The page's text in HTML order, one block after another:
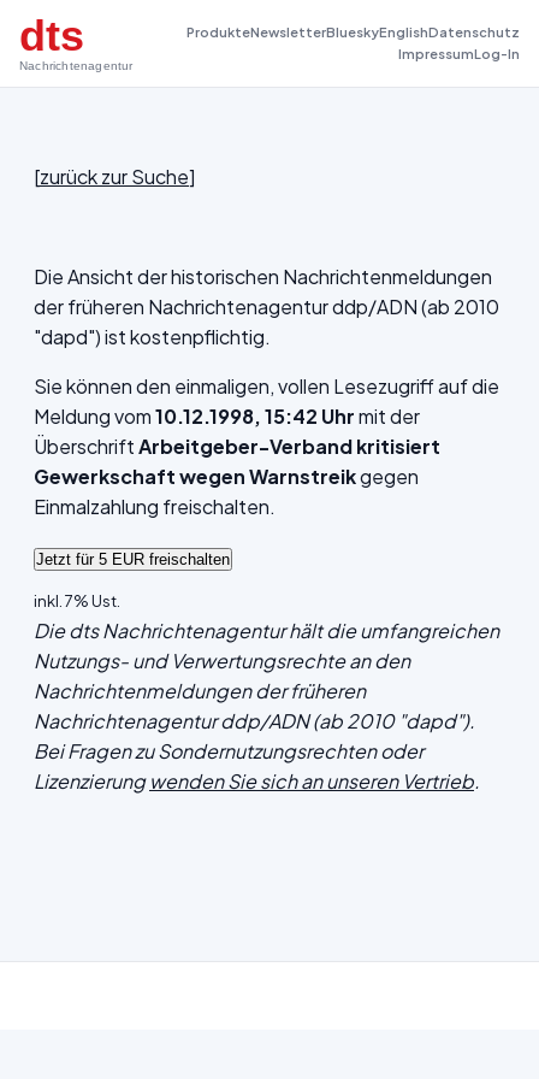
dts
Nachrichtenagentur
ProdukteNewsletterBlueskyEnglishDatenschutz
ImpressumLog-In
[zurück zur Suche]
Die Ansicht der historischen Nachrichtenmeldungen
der früheren Nachrichtenagentur ddp/ADN (ab 2010
"dapd") ist kostenpflichtig.
Sie können den einmaligen, vollen Lesezugriff auf die
Meldung vom10.12.1998, 15:42 Uhrmit der
ÜberschriftArbeitgeber-Verband kritisiert
Gewerkschaft wegen Warnstreikgegen
Einmalzahlung freischalten.
inkl. 7% Ust.
Die dts Nachrichtenagentur hält die umfangreichen
Nutzungs- und Verwertungsrechte an den
Nachrichtenmeldungen der früheren
Nachrichtenagentur ddp/ADN (ab 2010 "dapd").
Bei Fragen zu Sondernutzungsrechten oder
Lizenzierungwenden Sie sich an unseren Vertrieb.